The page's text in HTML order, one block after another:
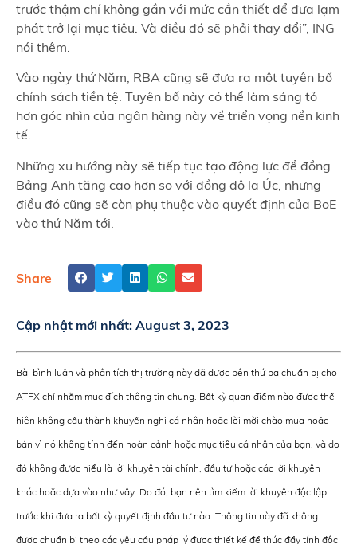
trước thậm chí không gần với mức cần thiết để đưa lạm
phát trở lại mục tiêu. Và điều đó sẽ phải thay đổi”, ING
nói thêm.
Vào ngày thứ Năm, RBA cũng sẽ đưa ra một tuyên bố
chính sách tiền tệ. Tuyên bố này có thể làm sáng tỏ
hơn góc nhìn của ngân hàng này về triển vọng nền kinh
tế.
Những xu hướng này sẽ tiếp tục tạo động lực để đồng
Bảng Anh tăng cao hơn so với đồng đô la Úc, nhưng
điều đó cũng sẽ còn phụ thuộc vào quyết định của BoE
vào thứ Năm tới.
Share
Cập nhật mới nhất: August 3, 2023
Bài bình luận và phân tích thị trường này đã được bên thứ ba chuẩn bị cho
ATFX chỉ nhằm mục đích thông tin chung. Bất kỳ quan điểm nào được thể
hiện không cấu thành khuyến nghị cá nhân hoặc lời mời chào mua hoặc
bán vì nó không tính đến hoàn cảnh hoặc mục tiêu cá nhân của bạn, và do
đó không được hiểu là lời khuyên tài chính, đầu tư hoặc các lời khuyên
khác hoặc dựa vào như vậy. Do đó, bạn nên tìm kiếm lời khuyên độc lập
trước khi đưa ra bất kỳ quyết định đầu tư nào. Thông tin này đã không
được chuẩn bị theo các yêu cầu pháp lý được thiết kế để thúc đẩy tính độc